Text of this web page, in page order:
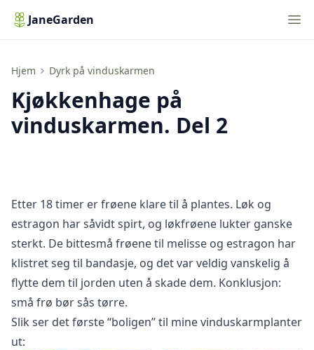
JaneGarden
Hjem Dyrk på vinduskarmen
Kjøkkenhage på vinduskarmen. Del 2
Kjøkkenhage på
vinduskarmen. Del 2
Etter 18 timer er frøene klare til å plantes. Løk og
estragon har såvidt spirt, og løkfrøene lukter ganske
sterkt. De bittesmå frøene til melisse og estragon har
klistret seg til bandasje, og det var veldig vanskelig å
flytte dem til jorden uten å skade dem. Konklusjon:
små frø bør sås tørre.
Slik ser det første “boligen” til mine vinduskarmplanter
ut: